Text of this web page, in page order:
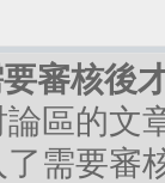
審核後
區的文
需要審